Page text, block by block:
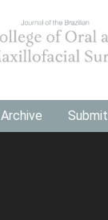
Archive Submit